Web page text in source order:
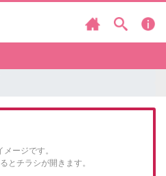
ージです。
とチラシが開きます。